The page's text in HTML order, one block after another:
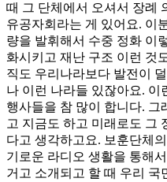
때 그 단체에서 오셔서 장례
유공자회라는 게 있어요. 이
량을 발휘해서 수중 정화 이
화시키고 재난 구조 이런 것
직도 우리나라보다 발전이
나 이런 나라들 있잖아요. 이
행사들을 참 많이 합니다. 그
고 지금도 하고 미래로도 그
다고 생각하고요. 보훈단체
기로운 라디오 생활을 통해
거고 소개되고 할 때 우리 국